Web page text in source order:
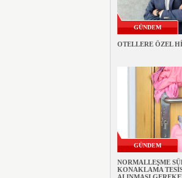
GÜNDEM
OTELLERE ÖZEL
GÜNDEM
NORMALLEŞME
KONAKLAMA